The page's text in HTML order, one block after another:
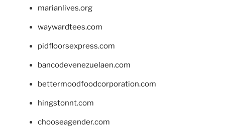
marianlives.org
waywardtees.com
pidfloorsexpress.com
bancodevenezuelaen.com
bettermoodfoodcorporation.com
hingstonnt.com
chooseagender.com